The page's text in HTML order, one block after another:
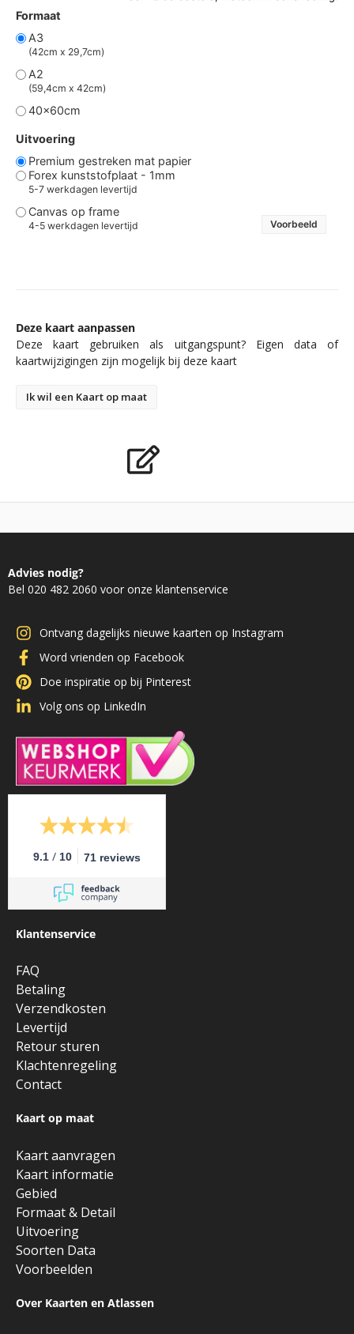
Formaat
A3
(42cm x 29,7cm)
A2
(59,4cm x 42cm)
40x60cm
Uitvoering
Premium gestreken mat papier
Forex kunststofplaat - 1mm
5-7 werkdagen levertijd
Canvas op frame
4-5 werkdagen levertijd Voorbeeld
Deze kaart aanpassen
Deze kaart gebruiken als uitgangspunt? Eigen data of
kaartwijzigingen zijn mogelijk bij deze kaart
Ik wil een Kaart op maat
Advies nodig?
Bel 020 482 2060 voor onze klantenservice
Ontvang dagelijks nieuwe kaarten op Instagram
Word vrienden op Facebook
Doe inspiratie op bij Pinterest
Volg ons op LinkedIn
9.1 / 10 71 reviews
Klantenservice
FAQ
Betaling
Verzendkosten
Levertijd
Retour sturen
Klachtenregeling
Contact
Kaart op maat
Kaart aanvragen
Kaart informatie
Gebied
Formaat & Detail
Uitvoering
Soorten Data
Voorbeelden
Over Kaarten en Atlassen